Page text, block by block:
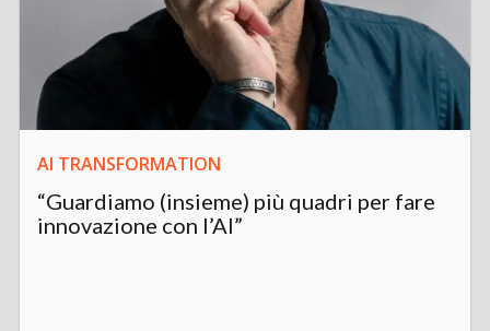
AI TRANSFORMATION
“Guardiamo (insieme) più quadri per fare
innovazione con l’AI”